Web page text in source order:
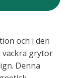
och i den
vackra grytor
Denna